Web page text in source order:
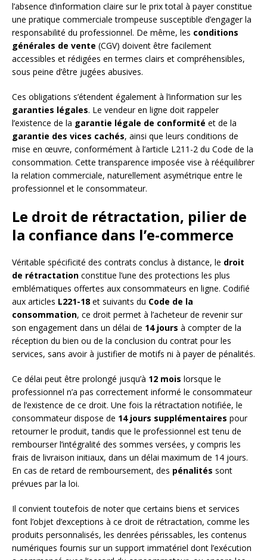
l’absence d’information claire sur le prix total à payer constitue
une pratique commerciale trompeuse susceptible d’engager la
responsabilité du professionnel. De même, les conditions
générales de vente (CGV) doivent être facilement
accessibles et rédigées en termes clairs et compréhensibles,
sous peine d’être jugées abusives.
Ces obligations s’étendent également à l’information sur les
garanties légales. Le vendeur en ligne doit rappeler
l’existence de la garantie légale de conformité et de la
garantie des vices cachés, ainsi que leurs conditions de
mise en œuvre, conformément à l’article L211-2 du Code de la
consommation. Cette transparence imposée vise à rééquilibrer
la relation commerciale, naturellement asymétrique entre le
professionnel et le consommateur.
Le droit de rétractation, pilier de
la confiance dans l’e-commerce
Véritable spécificité des contrats conclus à distance, le droit
de rétractation constitue l’une des protections les plus
emblématiques offertes aux consommateurs en ligne. Codifié
aux articles L221-18 et suivants du Code de la
consommation, ce droit permet à l’acheteur de revenir sur
son engagement dans un délai de 14 jours à compter de la
réception du bien ou de la conclusion du contrat pour les
services, sans avoir à justifier de motifs ni à payer de pénalités.
Ce délai peut être prolongé jusqu’à 12 mois lorsque le
professionnel n’a pas correctement informé le consommateur
de l’existence de ce droit. Une fois la rétractation notifiée, le
consommateur dispose de 14 jours supplémentaires pour
retourner le produit, tandis que le professionnel est tenu de
rembourser l’intégralité des sommes versées, y compris les
frais de livraison initiaux, dans un délai maximum de 14 jours.
En cas de retard de remboursement, des pénalités sont
prévues par la loi.
Il convient toutefois de noter que certains biens et services
font l’objet d’exceptions à ce droit de rétractation, comme les
produits personnalisés, les denrées périssables, les contenus
numériques fournis sur un support immatériel dont l’exécution